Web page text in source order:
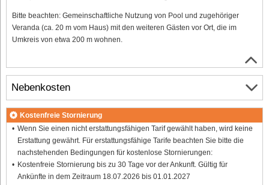
Bitte beachten: Gemeinschaftliche Nutzung von Pool und zugehöriger
Veranda (ca. 20 m vom Haus) mit den weiteren Gästen vor Ort, die im
Umkreis von etwa 200 m wohnen.
Nebenkosten
Kostenfreie Stornierung
Wenn Sie einen nicht erstattungsfähigen Tarif gewählt haben, wird keine
Erstattung gewährt. Für erstattungsfähige Tarife beachten Sie bitte die
nachstehenden Bedingungen für kostenlose Stornierungen:
Kostenfreie Stornierung bis zu 30 Tage vor der Ankunft. Gültig für
Ankünfte in dem Zeitraum 18.07.2026 bis 01.01.2027